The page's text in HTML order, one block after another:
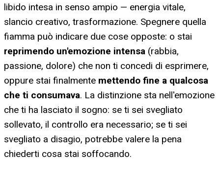
libido intesa in senso ampio — energia vitale,
slancio creativo, trasformazione. Spegnere quella
fiamma può indicare due cose opposte: o stai
reprimendo un'emozione intensa (rabbia,
passione, dolore) che non ti concedi di esprimere,
oppure stai finalmente mettendo fine a qualcosa
che ti consumava. La distinzione sta nell'emozione
che ti ha lasciato il sogno: se ti sei svegliato
sollevato, il controllo era necessario; se ti sei
svegliato a disagio, potrebbe valere la pena
chiederti cosa stai soffocando.